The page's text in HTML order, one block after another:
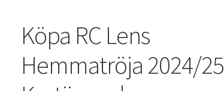
Köpa RC Lens
Hemmatröja 2024/25